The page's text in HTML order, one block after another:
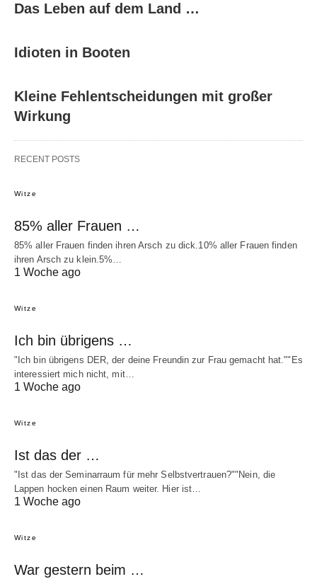
Das Leben auf dem Land …
Idioten in Booten
Kleine Fehlentscheidungen mit großer
Wirkung
RECENT POSTS
Witze
85% aller Frauen …
85% aller Frauen finden ihren Arsch zu dick.10% aller Frauen finden
ihren Arsch zu klein.5%…
1 Woche ago
Witze
Ich bin übrigens …
"Ich bin übrigens DER, der deine Freundin zur Frau gemacht hat.""Es
interessiert mich nicht, mit…
1 Woche ago
Witze
Ist das der …
"Ist das der Seminarraum für mehr Selbstvertrauen?""Nein, die
Lappen hocken einen Raum weiter. Hier ist…
1 Woche ago
Witze
War gestern beim …